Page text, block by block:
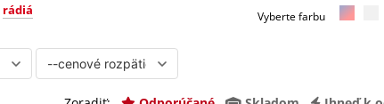
rádiá Vyberte farbu